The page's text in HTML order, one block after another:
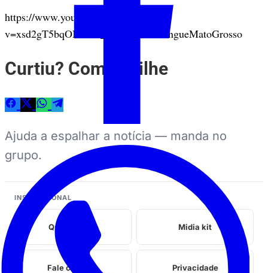
https://www.youtube.com/watch?
v=xsd2gT5bqOM&ab_channel=PerrengueMatoGrosso
Curtiu? Compartilhe
Ajuda a espalhar a notícia — manda no
grupo.
INSTITUCIONAL
Quem somos Midia kit
Fale conosco Privacidade